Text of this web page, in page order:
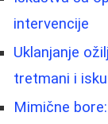
intervencije
Uklanjanje
tretmani i
Mimične